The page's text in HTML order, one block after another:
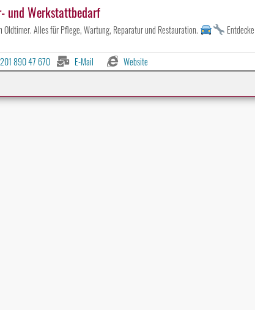
und Werkstattbedarf
Oldtimer. Alles für Pflege, Wartung, Reparatur und Restauration.
Entdecke
890 47 670 E-Mail Website